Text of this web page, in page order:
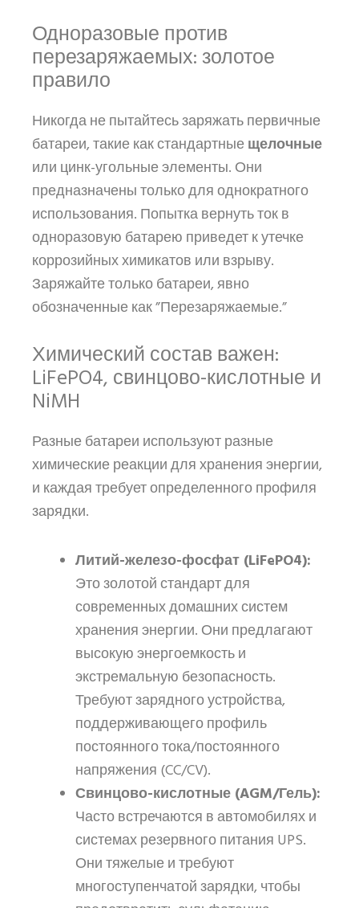
Одноразовые против
перезаряжаемых: золотое
правило
Никогда не пытайтесь заряжать первичные
батареи, такие как стандартныещелочные
или цинк-угольные элементы. Они
предназначены только для однократного
использования. Попытка вернуть ток в
одноразовую батарею приведет к утечке
коррозийных химикатов или взрыву.
Заряжайте только батареи, явно
обозначенные как ”Перезаряжаемые.”
Химический состав важен:
LiFePO4, свинцово-кислотные и
NiMH
Разные батареи используют разные
химические реакции для хранения энергии,
и каждая требует определенного профиля
зарядки.
Литий-железо-фосфат (LiFePO4):
Это золотой стандарт для
современных домашних систем
хранения энергии. Они предлагают
высокую энергоемкость и
экстремальную безопасность.
Требуют зарядного устройства,
поддерживающего профиль
постоянного тока/постоянного
напряжения (CC/CV).
Свинцово-кислотные (AGM/Гель):
Часто встречаются в автомобилях и
системах резервного питания UPS.
Они тяжелые и требуют
многоступенчатой зарядки, чтобы